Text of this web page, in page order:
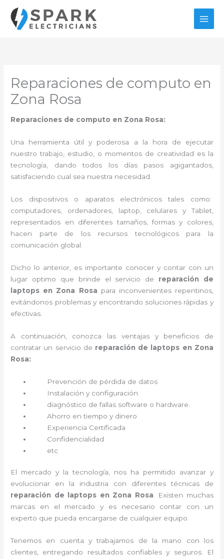
contenido
Reparaciones de computo en
Zona Rosa
Reparaciones de computo en Zona Rosa:
Una herramienta útil y poderosa a la hora de ejecutar
nuestro trabajo, estudio, o momentos de creatividad es la
tecnología, dando todos los días pasos agigantados,
satisfaciendo cual sea nuestra necesidad.
Los dispositivos o aparatos electrónicos tales como:
computadores, ordenadores, laptop, celulares y Tablet,
representados en diferentes tamaños, formas y colores,
hacen parte de los recursos tecnológicos para la
comunicación global.
Dicho lo anterior, es importante conocer y contar con un
lugar optimo que brinde el servicio de reparación de
laptops en Zona Rosa para inconvenientes repentinos,
evitándonos problemas y encontrando soluciones rápidas y
efectivas.
A continuación, conozca las ventajas y beneficios de
contratar un servicio de reparación de laptops en Zona
Rosa:
Prevención de pérdida de datos
Instalación y configuración
diagnóstico de fallas software o hardware
Ahorro en tiempo y dinero
Experiencia Certificada
Confidencialidad
etc
El mercado y la tecnología, nos ha permitido avanzar y
evolucionar en la industria con diferentes técnicas de
reparación de laptops en Zona Rosa . Existen muchas
marcas en el mercado y es necesario contar con un
experto que pueda encargarse de cualquier equipo.
Tenemos en cuenta y trabajamos de la mano con los
clientes, entregando resultados confiables y seguros. El